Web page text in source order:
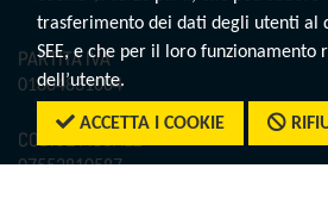
PARTITA IVA
01804831004
CODICE FISCALE
07552810587
trasferimento dei dati degli utenti al
SEE, e che per il loro funzionamento
dell’utente.
ACCETTA I COOKIE